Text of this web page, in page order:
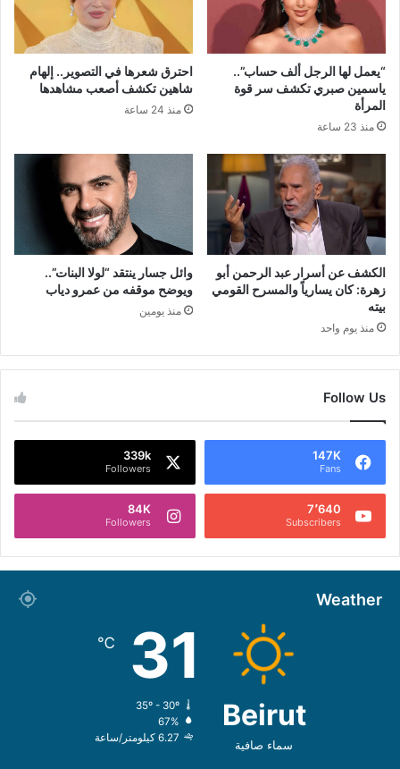
“يعمل لها الرجل ألف حساب”..
ياسمين صبري تكشف سر قوة
المرأة
منذ 23 ساعة
احترق شعرها في التصوير.. إلهام
شاهين تكشف أصعب مشاهدها
منذ 24 ساعة
الكشف عن أسرار عبد الرحمن أبو
زهرة: كان يسارياً والمسرح القومي
بيته
منذ يوم واحد
وائل جسار ينتقد “لولا البنات”..
ويوضح موقفه من عمرو دياب
منذ يومين
Follow Us
147K
Fans
339k
Followers
7٬640
Subscribers
84K
Followers
Weather
Beirut
سماء صافية
31
℃
35º - 30º
67%
6.27 كيلومتر/ساعة